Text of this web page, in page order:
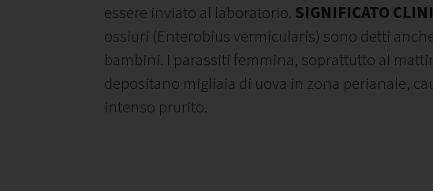
essere inviato al laboratorio. SIGNIFICATO
ossiuri (Enterobius vermicularis) sono detti
bambini. I parassiti femmina, soprattutto al
depositano migliaia di uova in zona perianale,
intenso prurito.